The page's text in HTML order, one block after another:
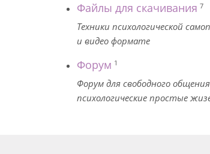
Файлы для скачивания 7
Техники психологической
и видео формате
Форум 1
Форум для свободного
психологические простые